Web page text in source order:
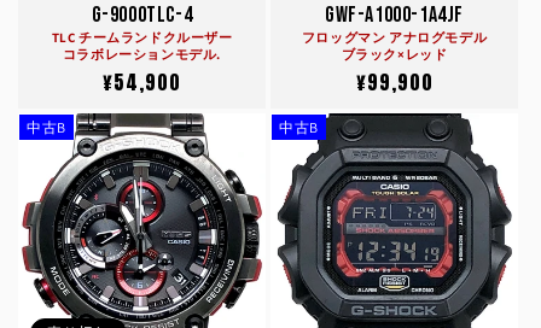
G-9000TLC-4
TLC チームランドクルーザー
コラボレーションモデル.
通
常
価
格
¥54,900
GWF-A1000-1A4JF
フロッグマン アナログモデル
ブラック×レッド
通
常
価
格
¥99,900
中古B 中古B